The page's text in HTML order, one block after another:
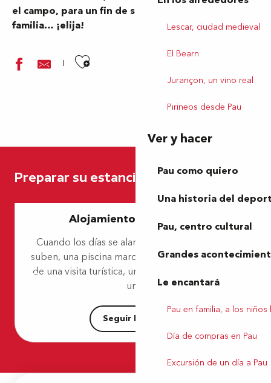
Lescar, ciudad medieval
El Bearn
Jurançon, un vino real
Pirineos desde Pau
Ver y hacer
Pau como quiero
Una historia del
Pau, centro cultural
Grandes
Le encantará
Pau en familia, a los niños
Día de compras en Pau
Excursión de un día a Pau
el campo, para un fin de semana romántico o en
familia… ¡elija!
Ajouter aux favoris
Appartement Aspe
Meublé Saussat ladebèse
Clos Mirabel - L'appartement du Loft
Bératarbide
Meublé Herran
Preparar su estancia
Alojamientos con piscina
Cuando los días se alargan y las temperaturas
suben, una piscina marca la diferencia. Después
de una visita turística, una ruta de senderismo o
un...
Seguir leyendo